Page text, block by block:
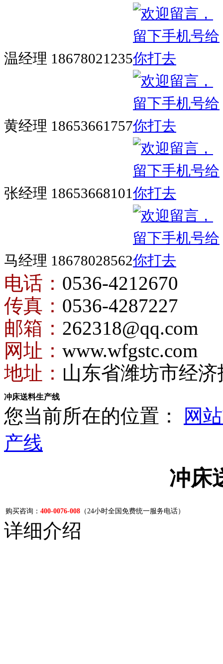
温经理 18678021235
黄经理 18653661757
张经理 18653668101
马经理 18678028562
电话： 0536-4212670
传真： 0536-4287227
邮箱： 262318@qq.com
网址： www.wfgstc.com
地址： 山东省潍坊市经
冲床送料生产线
您当前所在的位置：
网
产线
冲床
购买咨询： 400-0076-008 （24小时全国免费统一服务电话）
详细介绍